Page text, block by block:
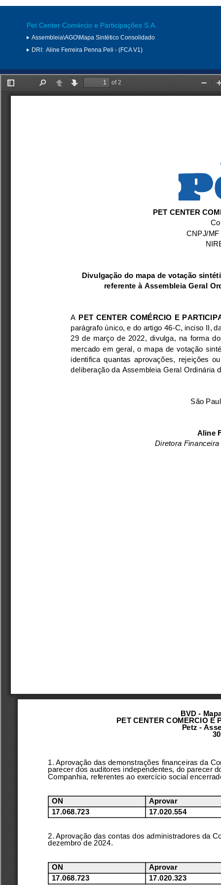
Pet Center Comércio e Participações S.A.
Assembleia\AGO\Mapa Sintético Consolidado
DRI: Aline Ferreira Penna Peli - (FCA V1)